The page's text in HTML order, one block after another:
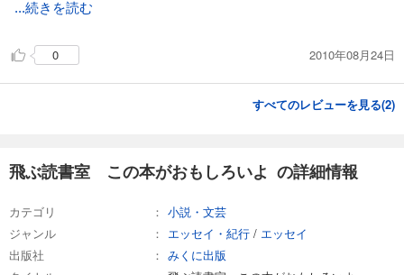
...続きを読む
0 2010年08月24日
すべてのレビューを見る(2)
飛ぶ読書室 この本がおもしろいよ の詳細情報
カテゴリ
小説・文芸
ジャンル
エッセイ・紀行 / エッセイ
出版社
みくに出版